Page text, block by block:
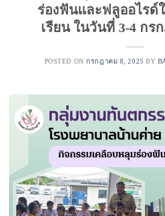
ร่องฟันและฟลูออไรด์
เรียน ในวันที่ 3-4 กร
POSTED ON กรกฎาคม 8, 2025 BY